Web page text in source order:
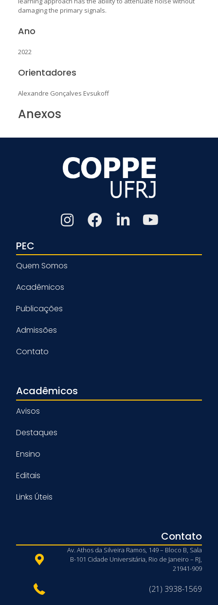
damaging the primary signals.
Ano
2022
Orientadores
Alexandre Gonçalves Evsukoff
Anexos
PEC
Quem Somos
Acadêmicos
Publicações
Admissões
Contato
Acadêmicos
Avisos
Destaques
Ensino
Editais
Links Úteis
Contato
Av. Athos da Silveira Ramos, 149 – Bloco B, Sala
B-101 Cidade Universitária, Rio de Janeiro – RJ,
21941-909
(21) 3938-1569